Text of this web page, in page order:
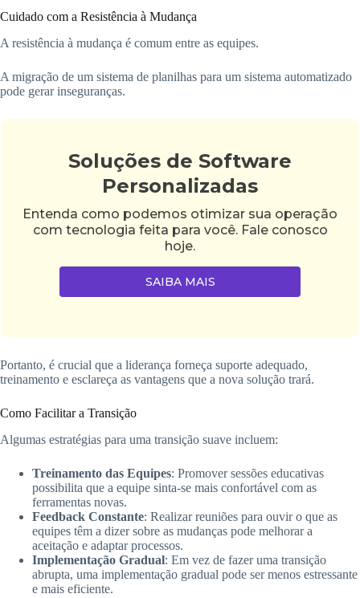
Cuidado com a Resistência à Mudança
A resistência à mudança é comum entre as equipes.
A migração de um sistema de planilhas para um sistema automatizado
pode gerar inseguranças.
Soluções de Software
Personalizadas
Entenda como podemos otimizar sua operação
com tecnologia feita para você. Fale conosco
hoje.
SAIBA MAIS
Portanto, é crucial que a liderança forneça suporte adequado,
treinamento e esclareça as vantagens que a nova solução trará.
Como Facilitar a Transição
Algumas estratégias para uma transição suave incluem:
Treinamento das Equipes: Promover sessões educativas
possibilita que a equipe sinta-se mais confortável com as
ferramentas novas.
Feedback Constante: Realizar reuniões para ouvir o que as
equipes têm a dizer sobre as mudanças pode melhorar a
aceitação e adaptar processos.
Implementação Gradual: Em vez de fazer uma transição
abrupta, uma implementação gradual pode ser menos estressante
e mais eficiente.